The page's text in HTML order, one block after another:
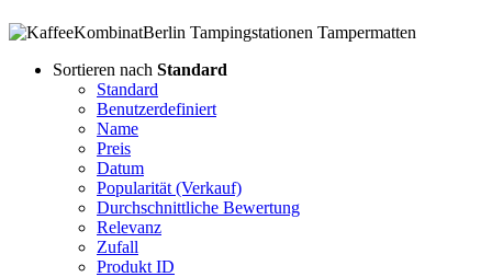
Sortieren nach Standard
Standard
Benutzerdefiniert
Name
Preis
Datum
Popularität (Verkauf)
Durchschnittliche Bewertung
Relevanz
Zufall
Produkt ID